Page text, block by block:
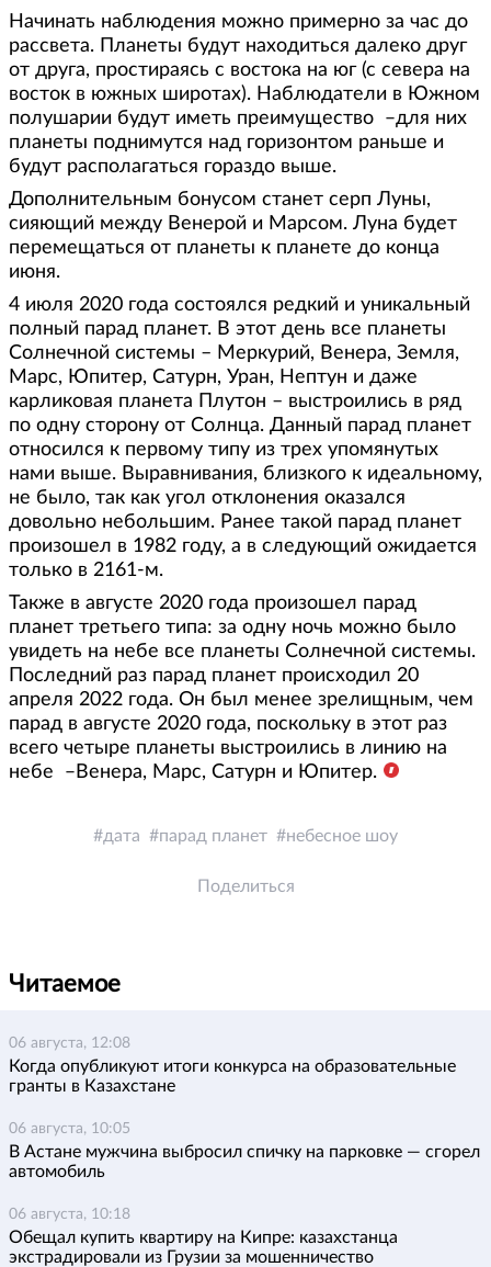
Начинать наблюдения можно примерно за час до
рассвета. Планеты будут находиться далеко друг
от друга, простираясь с востока на юг (с севера на
восток в южных широтах). Наблюдатели в Южном
полушарии будут иметь преимущество ̶ для них
планеты поднимутся над горизонтом раньше и
будут располагаться гораздо выше.
Дополнительным бонусом станет серп Луны,
сияющий между Венерой и Марсом. Луна будет
перемещаться от планеты к планете до конца
июня.
4 июля 2020 года состоялся редкий и уникальный
полный парад планет. В этот день все планеты
Солнечной системы – Меркурий, Венера, Земля,
Марс, Юпитер, Сатурн, Уран, Нептун и даже
карликовая планета Плутон – выстроились в ряд
по одну сторону от Солнца. Данный парад планет
относился к первому типу из трех упомянутых
нами выше. Выравнивания, близкого к идеальному,
не было, так как угол отклонения оказался
дoвoльнo нeбoльшим. Ранее такой парад планет
произошел в 1982 году, а в следующий ожидается
только в 2161-м.
Также в августе 2020 года произошел парад
планет третьего типа: за одну ночь можно было
увидеть на небе все планеты Солнечной системы.
Последний раз парад планет происходил 20
апреля 2022 года. Он был менее зрелищным, чем
парад в августе 2020 года, поскольку в этот раз
всего четыре планеты выстроились в линию на
небе ̶ Венера, Марс, Сатурн и Юпитер.
дата парад планет небесное шоу
Поделиться
Читаемое
06 августа, 12:08
Когда опубликуют итоги конкурса на образовательные
гранты в Казахстане
06 августа, 10:05
В Астане мужчина выбросил спичку на парковке — сгорел
автомобиль
06 августа, 10:18
Обещал купить квартиру на Кипре: казахстанца
экстрадировали из Грузии за мошенничество